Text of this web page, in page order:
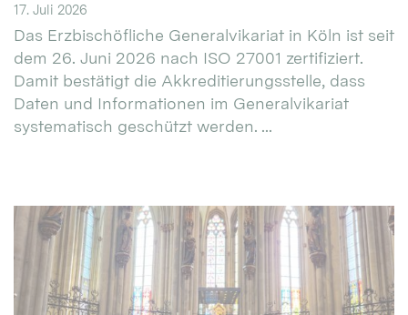
17. Juli 2026
Das Erzbischöfliche Generalvikariat in Köln ist seit
dem 26. Juni 2026 nach ISO 27001 zertifiziert.
Damit bestätigt die Akkreditierungsstelle, dass
Daten und Informationen im Generalvikariat
systematisch geschützt werden. ...